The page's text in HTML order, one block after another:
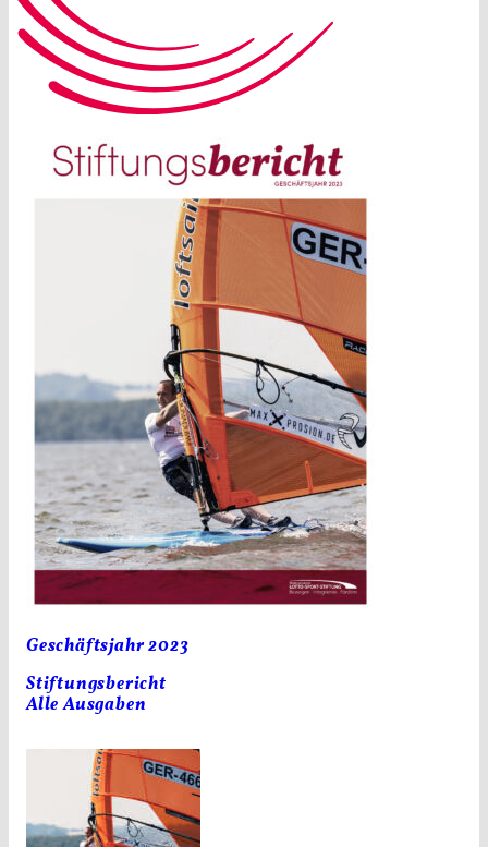
Geschäftsjahr 2023
Stiftungsbericht
Alle Ausgaben